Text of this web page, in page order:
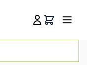
Koszyk